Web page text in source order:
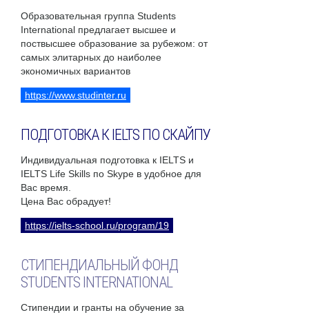
Образовательная группа Students
International предлагает высшее и
поствысшее образование за рубежом: от
самых элитарных до наиболее
экономичных вариантов
https://www.studinter.ru
ПОДГОТОВКА К IELTS ПО СКАЙПУ
Индивидуальная подготовка к IELTS и
IELTS Life Skills по Skype в удобное для
Вас время.
Цена Вас обрадует!
https://ielts-school.ru/program/19
СТИПЕНДИАЛЬНЫЙ ФОНД
STUDENTS INTERNATIONAL
Стипендии и гранты на обучение за